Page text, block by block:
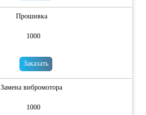
Прошивка
1000
Заказать
Замена вибромотора
1000